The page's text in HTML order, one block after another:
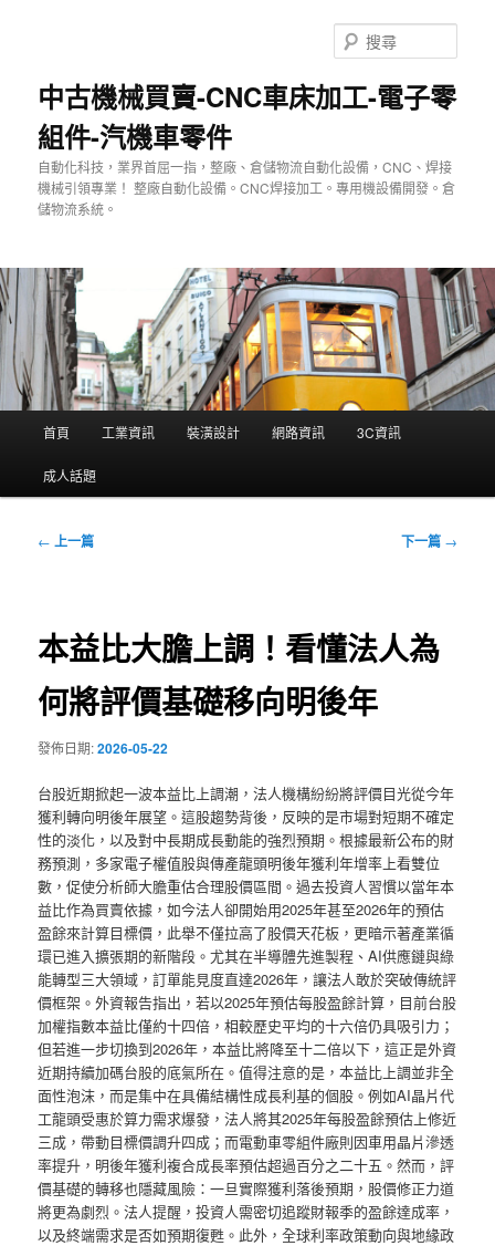
中古機械買賣-CNC車床加工-電子零
組件-汽機車零件
自動化科技，業界首屈一指，整廠、倉儲物流自動化設備，CNC、焊接
機械引領專業！ 整廠自動化設備。CNC焊接加工。專用機設備開發。倉
儲物流系統。
尋
單
首頁 工業資訊 裝潢設計 網路資訊 3C資訊
成人話題
文
← 上一篇 下一篇 →
本益比大膽上調！看懂法人為
何將評價基礎移向明後年
發佈日期:2026-05-22
台股近期掀起一波本益比上調潮，法人機構紛紛將評價目光從今年
獲利轉向明後年展望。這股趨勢背後，反映的是市場對短期不確定
性的淡化，以及對中長期成長動能的強烈預期。根據最新公布的財
務預測，多家電子權值股與傳產龍頭明後年獲利年增率上看雙位
數，促使分析師大膽重估合理股價區間。過去投資人習慣以當年本
益比作為買賣依據，如今法人卻開始用2025年甚至2026年的預估
盈餘來計算目標價，此舉不僅拉高了股價天花板，更暗示著產業循
環已進入擴張期的新階段。尤其在半導體先進製程、AI供應鏈與綠
能轉型三大領域，訂單能見度直達2026年，讓法人敢於突破傳統評
價框架。外資報告指出，若以2025年預估每股盈餘計算，目前台股
加權指數本益比僅約十四倍，相較歷史平均的十六倍仍具吸引力；
但若進一步切換到2026年，本益比將降至十二倍以下，這正是外資
近期持續加碼台股的底氣所在。值得注意的是，本益比上調並非全
面性泡沫，而是集中在具備結構性成長利基的個股。例如AI晶片代
工龍頭受惠於算力需求爆發，法人將其2025年每股盈餘預估上修近
三成，帶動目標價調升四成；而電動車零組件廠則因車用晶片滲透
率提升，明後年獲利複合成長率預估超過百分之二十五。然而，評
價基礎的轉移也隱藏風險：一旦實際獲利落後預期，股價修正力道
將更為劇烈。法人提醒，投資人需密切追蹤財報季的盈餘達成率，
以及終端需求是否如預期復甦。此外，全球利率政策動向與地緣政